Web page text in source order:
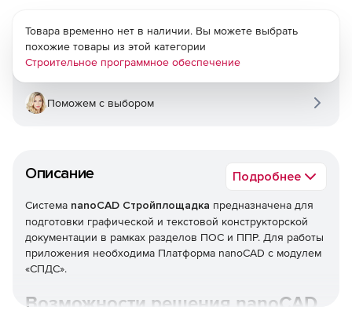
Описание Подробнее
Система nanoCAD Стройплощадка предназначена для
подготовки графической и текстовой конструкторской
документации в рамках разделов ПОС и ППР. Для работы
приложения необходима Платформа nanoCAD с модулем
«СПДС».
Возможности решения nanoCAD
Товара временно нет в наличии. Вы можете выбрать
похожие товары из этой категории
Строительное программное обеспечение
Поможем с выбором